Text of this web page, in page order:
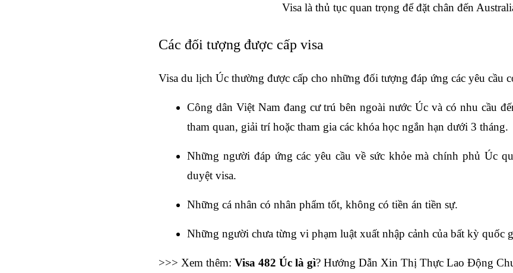
Visa là thủ tục quan trọng để đặt chân đến
Các đối tượng được cấp visa
Visa du lịch Úc thường được cấp cho những đối tượng đáp ứng các yêu cầu
Công dân Việt Nam đang cư trú bên ngoài nước Úc và có nhu cầu
tham quan, giải trí hoặc tham gia các khóa học ngắn hạn dưới 3 tháng.
Những người đáp ứng các yêu cầu về sức khỏe mà chính phủ Úc
duyệt visa.
Những cá nhân có nhân phẩm tốt, không có tiền án tiền sự.
Những người chưa từng vi phạm luật xuất nhập cảnh của bất kỳ quốc
>>> Xem thêm: Visa 482 Úc là gì? Hướng Dẫn Xin Thị Thực Lao Động